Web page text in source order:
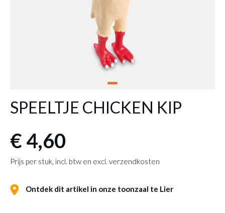
SPEELTJE CHICKEN KIP
€ 4,60
Prijs per stuk, incl. btw en excl. verzendkosten
Ontdek dit artikel in onze toonzaal te Lier